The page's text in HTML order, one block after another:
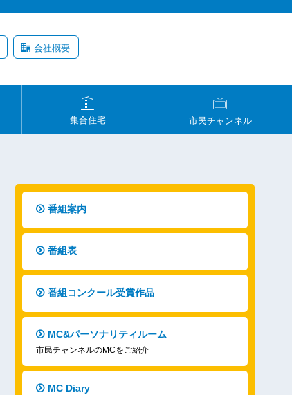
会社概要
集合住宅 市民チャンネル
番組案内
番組表
番組コンクール受賞作品
MC&パーソナリティルーム
市民チャンネルのMCをご紹介
MC Diary